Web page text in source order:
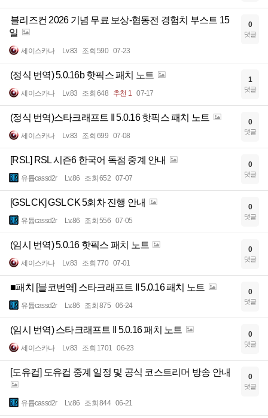
블리즈컨 2026 기념 무료 보상-협동전 경험치 부스트 15
일
세이스카나 Lv.83 조회 590 07-23
0
댓글
(정식 번역) 5.0.16b 핫픽스 패치 노트
세이스카나 Lv.83 조회 648 추천 1 07-17
1
댓글
(정식 번역)스타크래프트 II 5.0.16 핫픽스 패치 노트
세이스카나 Lv.83 조회 699 07-08
0
댓글
[RSL] RSL 시즌6 한국어 독점 중계 안내
유튭cassd2r Lv.86 조회 652 07-07
0
댓글
[GSL CK] GSL CK 5회차 진행 안내
유튭cassd2r Lv.86 조회 556 07-05
0
댓글
(임시 번역) 5.0.16 핫픽스 패치 노트
세이스카나 Lv.83 조회 770 07-01
0
댓글
■패치 [블코번역] 스타크래프트 II 5.0.16 패치 노트
유튭cassd2r Lv.86 조회 875 06-24
0
댓글
(임시 번역) 스타크래프트 II 5.0.16 패치 노트
세이스카나 Lv.83 조회 1701 06-23
0
댓글
[도유컵] 도유컵 중계 일정 및 공식 코스트리머 방송 안내
유튭cassd2r Lv.86 조회 844 06-21
0
댓글